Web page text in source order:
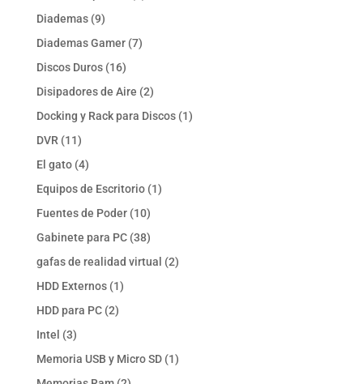
Diademas 99
productos
Diademas Gamer 77
Discos Duros 1616
productos
Disipadores de Aire 22
productos
Docking y Rack para Discos 11
DVR 1111
productos
El gato 44
productos
Equipos de Escritorio 11
Fuentes de Poder 1010
productos
Gabinete para PC 3838
productos
gafas de realidad virtual 22
HDD Externos 11
HDD para PC 22
Intel 33
productos
Memoria USB y Micro SD 11